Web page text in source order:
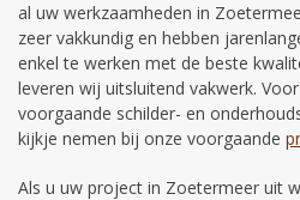
al uw werkzaamheden in
zeer vakkundig en hebben
enkel te werken met de beste
leveren wij uitsluitend vakwerk.
voorgaande schilder- en
kijkje nemen bij onze voorgaande
Als u uw project in Zoetermeer uit